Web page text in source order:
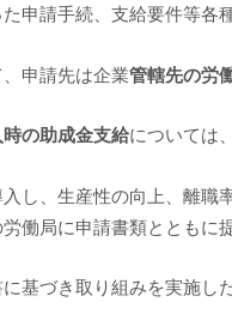
申請手続、支給要件等各
申請先は企業管轄先の労
の助成金支給については、
し、生産性の向上、離
働局に申請書類とともに
基づき取り組みを実施し